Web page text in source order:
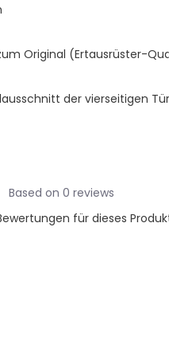
Original (Ertausrüster-
der vierseitigen
Based on 0 reviews
für dieses